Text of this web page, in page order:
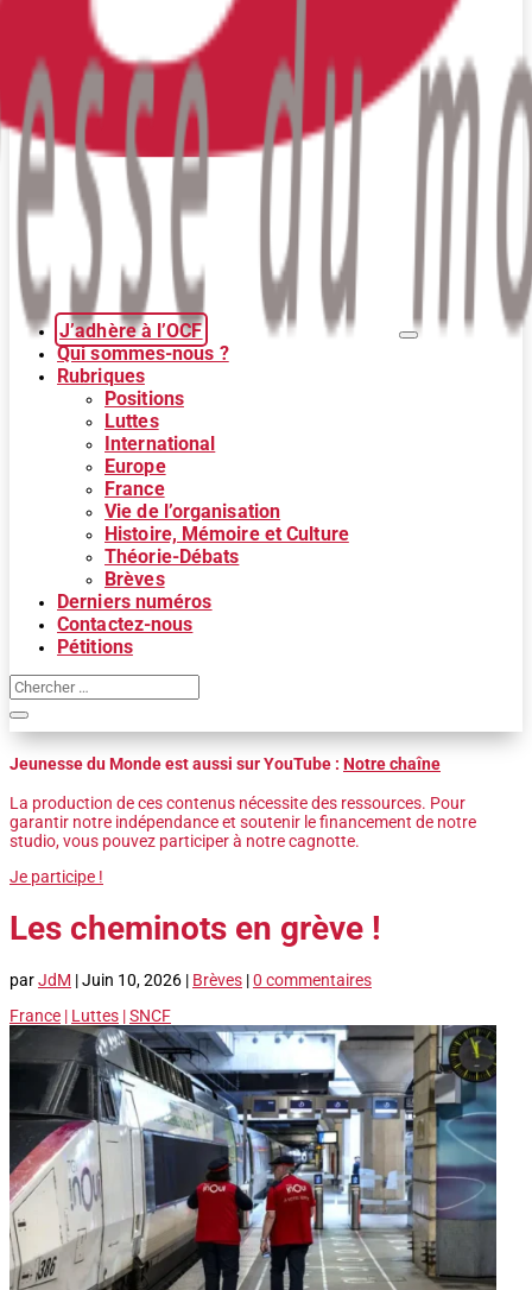
J’adhère à l’OCF
Qui sommes-nous ?
Rubriques
Positions
Luttes
International
Europe
France
Vie de l’organisation
Histoire, Mémoire et Culture
Théorie-Débats
Brèves
Derniers numéros
Contactez-nous
Pétitions
Jeunesse du Monde est aussi sur YouTube : Notre chaîne
La production de ces contenus nécessite des ressources. Pour
garantir notre indépendance et soutenir le financement de notre
studio, vous pouvez participer à notre cagnotte.
Je participe !
Les cheminots en grève !
parJdM |Juin 10, 2026 | Brèves |0 commentaires
France | Luttes |SNCF